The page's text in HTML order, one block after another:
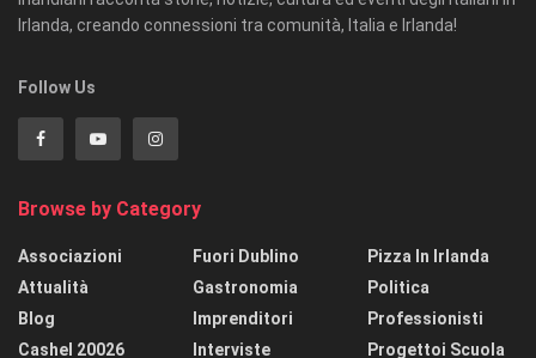
Irlanda, creando connessioni tra comunità, Italia e Irlanda!
Follow Us
Browse by Category
Associazioni
Attualità
Blog
Cashel 20026
Fuori Dublino
Gastronomia
Imprenditori
Interviste
Pizza In Irlanda
Politica
Professionisti
Progettoi Scuola